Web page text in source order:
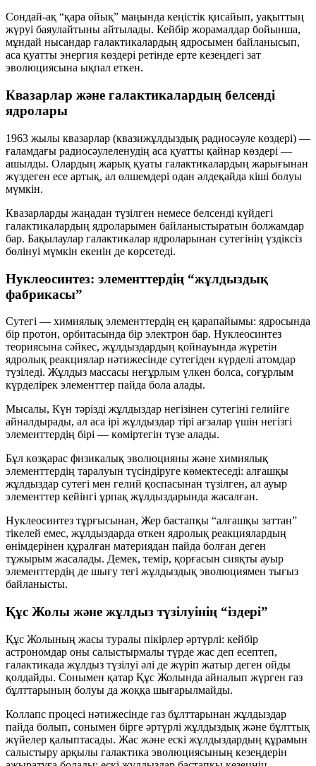
Сондай-ақ “қара ойық” маңында кеңістік қисайып, уақыттың
жүруі баяулайтыны айтылады. Кейбір жорамалдар бойынша,
мұндай нысандар галактикалардың ядросымен байланысып,
аса қуатты энергия көздері ретінде ерте кезеңдегі зат
эволюциясына ықпал еткен.
Квазарлар және галактикалардың белсенді
ядролары
1963 жылы квазарлар (квазижұлдыздық радиосәуле көздері) —
ғаламдағы радиосәулеленудің аса қуатты қайнар көздері —
ашылды. Олардың жарық қуаты галактикалардың жарығынан
жүздеген есе артық, ал өлшемдері одан әлдеқайда кіші болуы
мүмкін.
Квазарларды жаңадан түзілген немесе белсенді күйдегі
галактикалардың ядроларымен байланыстыратын болжамдар
бар. Бақылаулар галактикалар ядроларынан сутегінің үздіксіз
бөлінуі мүмкін екенін де көрсетеді.
Нуклеосинтез: элементтердің “жұлдыздық
фабрикасы”
Сутегі — химиялық элементтердің ең қарапайымы: ядросында
бір протон, орбитасында бір электрон бар. Нуклеосинтез
теориясына сәйкес, жұлдыздардың қойнауында жүретін
ядролық реакциялар нәтижесінде сутегіден күрделі атомдар
түзіледі. Жұлдыз массасы неғұрлым үлкен болса, соғұрлым
күрделірек элементтер пайда бола алады.
Мысалы, Күн тәрізді жұлдыздар негізінен сутегіні гелийге
айналдырады, ал аса ірі жұлдыздар тірі ағзалар үшін негізгі
элементтердің бірі — көміртегін түзе алады.
Бұл көзқарас физикалық эволюцияны және химиялық
элементтердің таралуын түсіндіруге көмектеседі: алғашқы
жұлдыздар сутегі мен гелий қоспасынан түзілген, ал ауыр
элементтер кейінгі ұрпақ жұлдыздарында жасалған.
Нуклеосинтез тұрғысынан, Жер бастапқы “алғашқы заттан”
тікелей емес, жұлдыздарда өткен ядролық реакциялардың
өнімдерінен құралған материядан пайда болған деген
тұжырым жасалады. Демек, темір, қорғасын сияқты ауыр
элементтердің де шығу тегі жұлдыздық эволюциямен тығыз
байланысты.
Құс Жолы және жұлдыз түзілуінің “іздері”
Құс Жолының жасы туралы пікірлер әртүрлі: кейбір
астрономдар оны салыстырмалы түрде жас деп есептеп,
галактикада жұлдыз түзілуі әлі де жүріп жатыр деген ойды
қолдайды. Сонымен қатар Құс Жолында айналып жүрген газ
бұлттарының болуы да жоққа шығарылмайды.
Коллапс процесі нәтижесінде газ бұлттарынан жұлдыздар
пайда болып, сонымен бірге әртүрлі жұлдыздық және бұлттық
жүйелер қалыптасады. Жас және ескі жұлдыздардың құрамын
салыстыру арқылы галактика эволюциясының кезеңдерін